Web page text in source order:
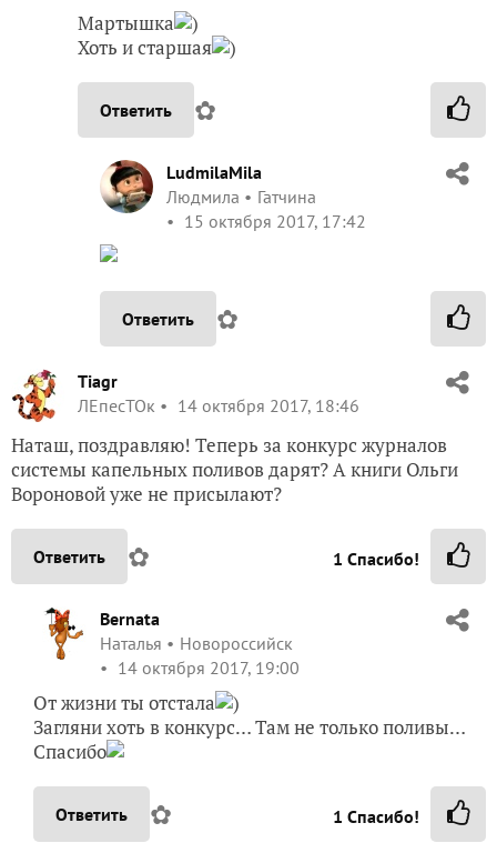
Мартышка
)
Хоть и старшая
)
Ответить ✿
LudmilaMila
Людмила
Гатчина
15 октября 2017, 17:42
Ответить ✿
Tiagr
ЛЕпесТОк
14 октября 2017, 18:46
Наташ, поздравляю! Теперь за конкурс журналов
системы капельных поливов дарят? А книги Ольги
Вороновой уже не присылают?
Ответить ✿ 1 Спасибо!
Bernata
Наталья
Новороссийск
14 октября 2017, 19:00
От жизни ты отстала
)
Загляни хоть в конкурс… Там не только поливы…
Спасибо
Ответить ✿ 1 Спасибо!